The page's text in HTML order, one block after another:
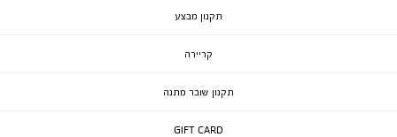
תקנון מבצע
קריירה
תקנון שובר מתנה
GIFT CARD